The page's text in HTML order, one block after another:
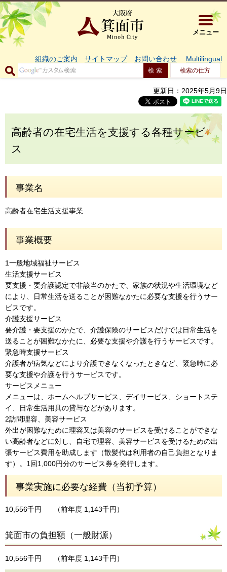
大阪府箕
メニュー
組織のご案内 サイトマップ お問い合わせ Multilingual
検索の仕方
更新日：2025年5月9日
高齢者の在宅生活を支援する各種サービ
ス
事業名
高齢者在宅生活支援事業
事業概要
1一般地域福祉サービス
生活支援サービス
要支援・要介護認定で非該当のかたで、家族の状況や生活環境など
により、日常生活を送ることが困難なかたに必要な支援を行うサー
ビスです。
介護支援サービス
要介護・要支援のかたで、介護保険のサービスだけでは日常生活を
送ることが困難なかたに、必要な支援や介護を行うサービスです。
緊急時支援サービス
介護者が病気などにより介護できなくなったときなど、緊急時に必
要な支援や介護を行うサービスです。
サービスメニュー
メニューは、ホームヘルプサービス、デイサービス、ショートステ
イ、日常生活用具の貸与などがあります。
2訪問理容、美容サービス
外出が困難なために理容又は美容のサービスを受けることができな
い高齢者などに対し、自宅で理容、美容サービスを受けるための出
張サービス費用を助成します（散髪代は利用者の自己負担となりま
す）。1回1,000円分のサービス券を発行します。
事業実施に必要な経費（当初予算）
10,556千円 （前年度 1,143千円）
箕面市の負担額（一般財源）
10,556千円 （前年度 1,143千円）